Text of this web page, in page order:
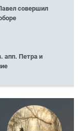
совершил
апп. Петра и